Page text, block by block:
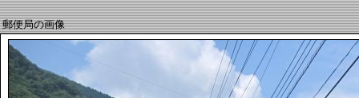
郵便局の画像